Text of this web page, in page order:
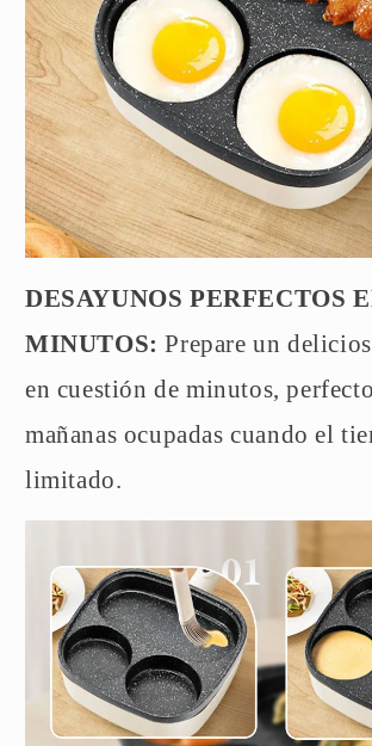
DESAYUNOS PERFECTOS
MINUTOS:Prepare un
en cuestión de minutos,
mañanas ocupadas cuando el
limitado.